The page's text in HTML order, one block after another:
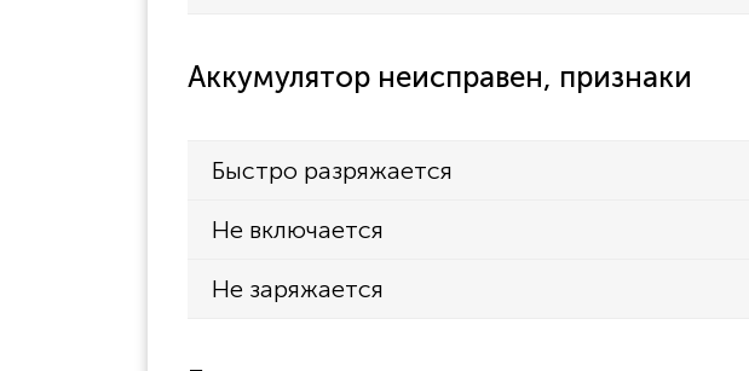
TEC-7751
Аккумулятор неисправен, признаки
Быстро разряжается
Не включается
Не заряжается